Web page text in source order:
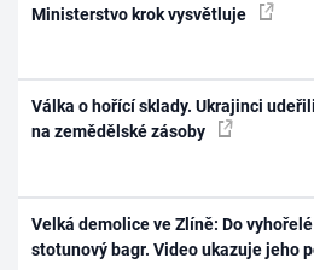
Ministerstvo krok vysvětluje
Válka o hořící sklady. Ukrajinci
na zemědělské zásoby
Velká demolice ve Zlíně: Do
stotunový bagr. Video ukazuje jeho